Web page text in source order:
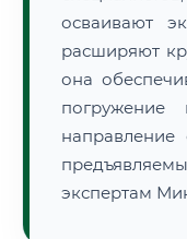
осваивают
расширяют
она
погружение
направление
экспертам